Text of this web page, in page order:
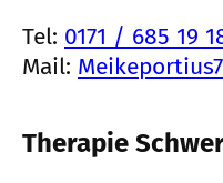
Tel: 0171 / 685 19
Mail:
Therapie